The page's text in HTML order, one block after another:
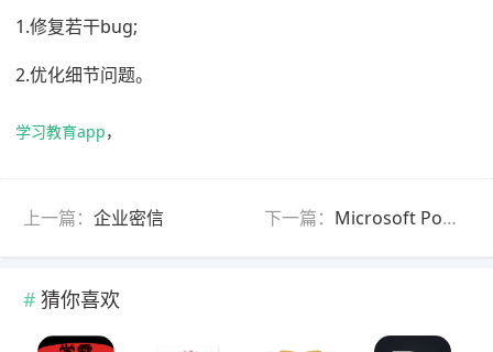
1.修复若干bug;
2.优化细节问题。
学习教育app，
上一篇： 企业密信 下一篇： Microsoft PowerPoint
猜你喜欢